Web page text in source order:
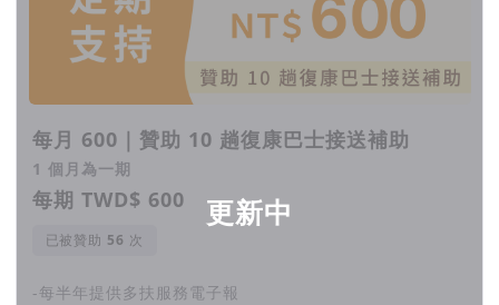
更新中
每月 600｜贊助 10 趟復康巴士接送補助
1 個月為一期
每期 TWD$ 600
已被贊助 次
-每半年提供多扶服務電子報